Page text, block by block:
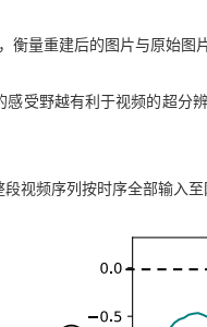
衡量重建后的图片与原始图
受野越有利于视频的超
视频序列按时序全部输入